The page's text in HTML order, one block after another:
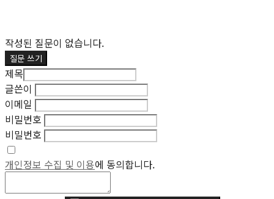
작성된 질문이 없습니다.
질문 쓰기
제목
글쓴이
이메일
비밀번호
비밀번호
개인정보 수집 및 이용에 동의합니다.